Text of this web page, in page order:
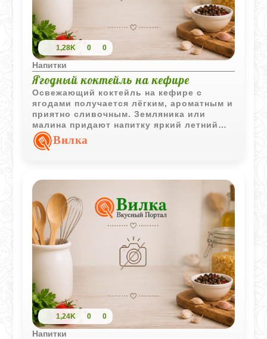
1,28K 0 0
Напитки
Ягодный коктейль на кефире
Освежающий коктейль на кефире с
ягодами получается лёгким, ароматным и
приятно сливочным. Земляника или
малина придают напитку яркий летний
вкус.Вилка
1,24K 0 0
Напитки